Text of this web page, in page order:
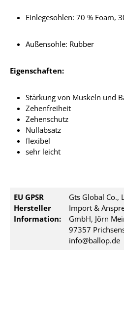
Einlegesohlen: 70 % Foam,
Außensohle: Rubber
Eigenschaften:
Stärkung von Muskeln und
Zehenfreiheit
Zehenschutz
Nullabsatz
flexibel
sehr leicht
EU GPSR
Hersteller
Information:
Gts Global Co.,
Import &
GmbH, Jörn
97357
info@ballop.de